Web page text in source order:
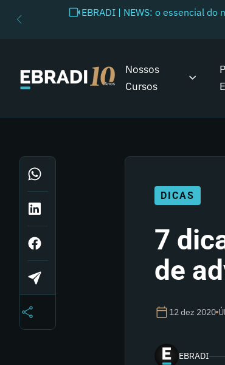
EBRADI | NEWS: o essencial
Nossos
Cursos
DICAS
7
de
12 dez 2020
EBRADI